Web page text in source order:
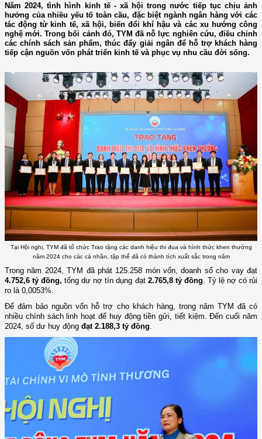
Năm 2024, tình hình kinh tế - xã hội trong nước tiếp tục chịu ảnh
hưởng của nhiều yếu tố toàn cầu, đặc biệt ngành ngân hàng với các
tác động từ kinh tế, xã hội, biến đổi khí hậu và các xu hướng công
nghệ mới. Trong bối cảnh đó, TYM đã nỗ lực nghiên cứu, điều chỉnh
các chính sách sản phẩm, thúc đẩy giải ngân để hỗ trợ khách hàng
tiếp cận nguồn vốn phát triển kinh tế và phục vụ nhu cầu đời sống.
Tại Hội nghị, TYM đã tổ chức Trao tặng các danh hiệu thi đua và hình thức khen thưởng
năm 2024 cho các cá nhân, tập thể đã có thành tích xuất sắc trong năm
Trong năm 2024, TYM đã phát 1 25.258 món vốn, doanh sốcho vayđạt
4.752,6 tỷ đồng,tổng dư nợ tín dụng đạt 2.765,8tỷ đồng . Tỷ lệ nợ córủi
ro là 0,0053%.
Để đảm bảo nguồn vốn hỗ trợ cho khách hàng, trongnăm TYM đã có
nhiều chính sáchlinh hoạt để huy động tiền gửi, tiết kiệm. Đến cuối năm
2024, số dư huy động đạt 2.188,3 tỷ đồng